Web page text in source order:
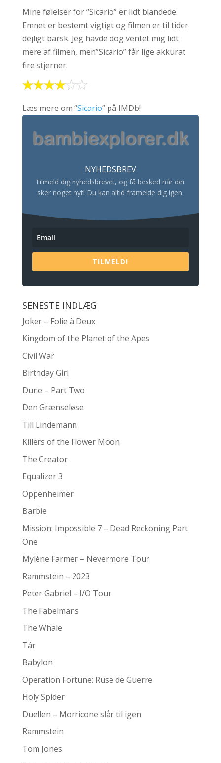
Mine følelser for “Sicario” er lidt blandede.
Emnet er bestemt vigtigt og filmen er til tider
dejligt barsk. Jeg havde dog ventet mig lidt
mere af filmen, men”Sicario” får lige akkurat
fire stjerner.
Læs mere om “Sicario” på IMDb!
NYHEDSBREV
Tilmeld dig nyhedsbrevet, og få besked når der
sker noget nyt! Du kan altid framelde dig igen.
TILMELD!
SENESTE INDLÆG
Joker – Folie à Deux
Kingdom of the Planet of the Apes
Civil War
Birthday Girl
Dune – Part Two
Den Grænseløse
Till Lindemann
Killers of the Flower Moon
The Creator
Equalizer 3
Oppenheimer
Barbie
Mission: Impossible 7 – Dead Reckoning Part
One
Mylène Farmer – Nevermore Tour
Rammstein – 2023
Peter Gabriel – I/O Tour
The Fabelmans
The Whale
Tár
Babylon
Operation Fortune: Ruse de Guerre
Holy Spider
Duellen – Morricone slår til igen
Rammstein
Tom Jones